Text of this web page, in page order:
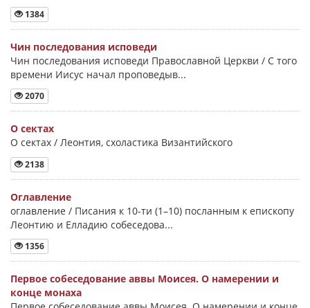
1384
Чин последования исповеди
Чин последования исповеди Православной Церкви / С того
времени Иисус начал проповедыв...
2070
О сектах
О сектах / Леонтия, схоластика Византийского
2138
Оглавление
оглавление / Писания к 10-ти (1–10) посланным к епископу
Леонтию и Елладию собеседова...
1356
Первое собеседование аввы Моисея. О намерении и
конце монаха